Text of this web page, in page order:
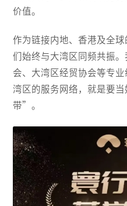
价值。
作为链接内地、香港及全
们始终与大湾区同频共振
会、大湾区经贸协会等专
湾区的服务网络，就是要
带”。